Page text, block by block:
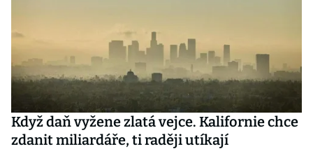
Když daň vyžene zlatá vejce. Kalifornie chce
zdanit miliardáře, ti raději utíkají